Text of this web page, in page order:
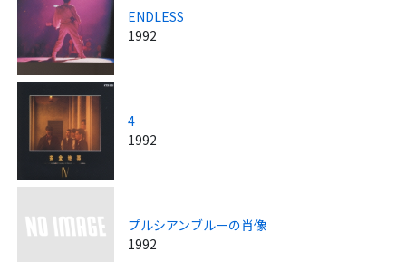
ENDLESS
1992
4
1992
プルシアンブルーの肖像
1992